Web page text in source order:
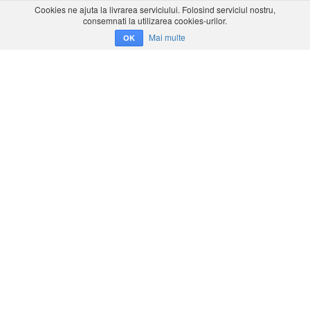
Cookies ne ajuta la livrarea serviciului. Folosind serviciul nostru,
consemnati la utilizarea cookies-urilor.
OK Mai multe